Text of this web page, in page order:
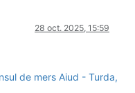
28 oct. 2025, 15:59
de mers Aiud - Turda,